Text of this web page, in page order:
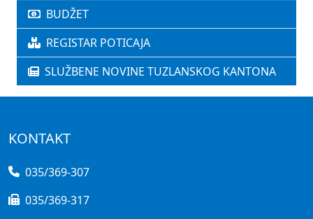
BUDŽET
REGISTAR POTICAJA
SLUŽBENE NOVINE TUZLANSKOG KANTONA
KONTAKT
035/369-307
035/369-317